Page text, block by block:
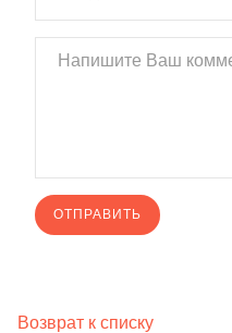
Возврат к списку